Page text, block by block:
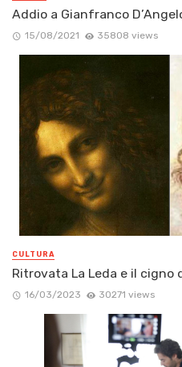
Addio a Gianfranco
15/08/2021 35808 views
CULTURA
Ritrovata La Leda e il cigno
16/03/2023 30271 views